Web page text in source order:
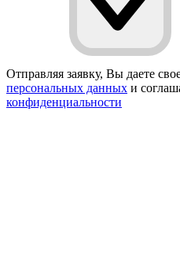
Отправляя заявку, Вы даете
персональных данных и
конфиденциальности